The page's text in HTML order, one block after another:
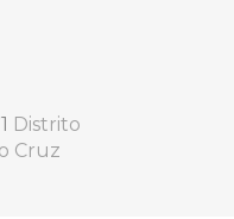
Distrito
Cruz